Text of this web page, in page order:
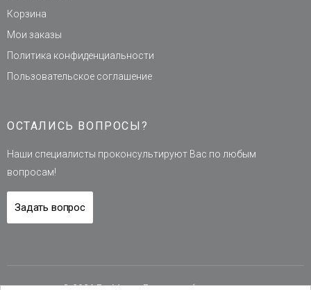
Корзина
Мои заказы
Политика конфиденциальности
Пользовательское соглашение
ОСТАЛИСЬ ВОПРОСЫ?
Наши специалисты проконсультируют Вас по любым
вопросам!
Задать вопрос